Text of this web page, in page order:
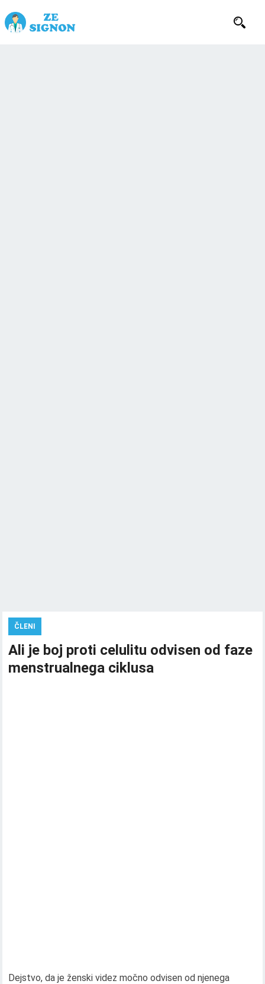
ČLENI
Ali je boj proti celulitu odvisen od faze
menstrualnega ciklusa
Dejstvo, da je ženski videz močno odvisen od njenega